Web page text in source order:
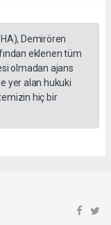
Demirören
eklenen tüm
olmadan ajans
yer alan hukuki
hiç bir